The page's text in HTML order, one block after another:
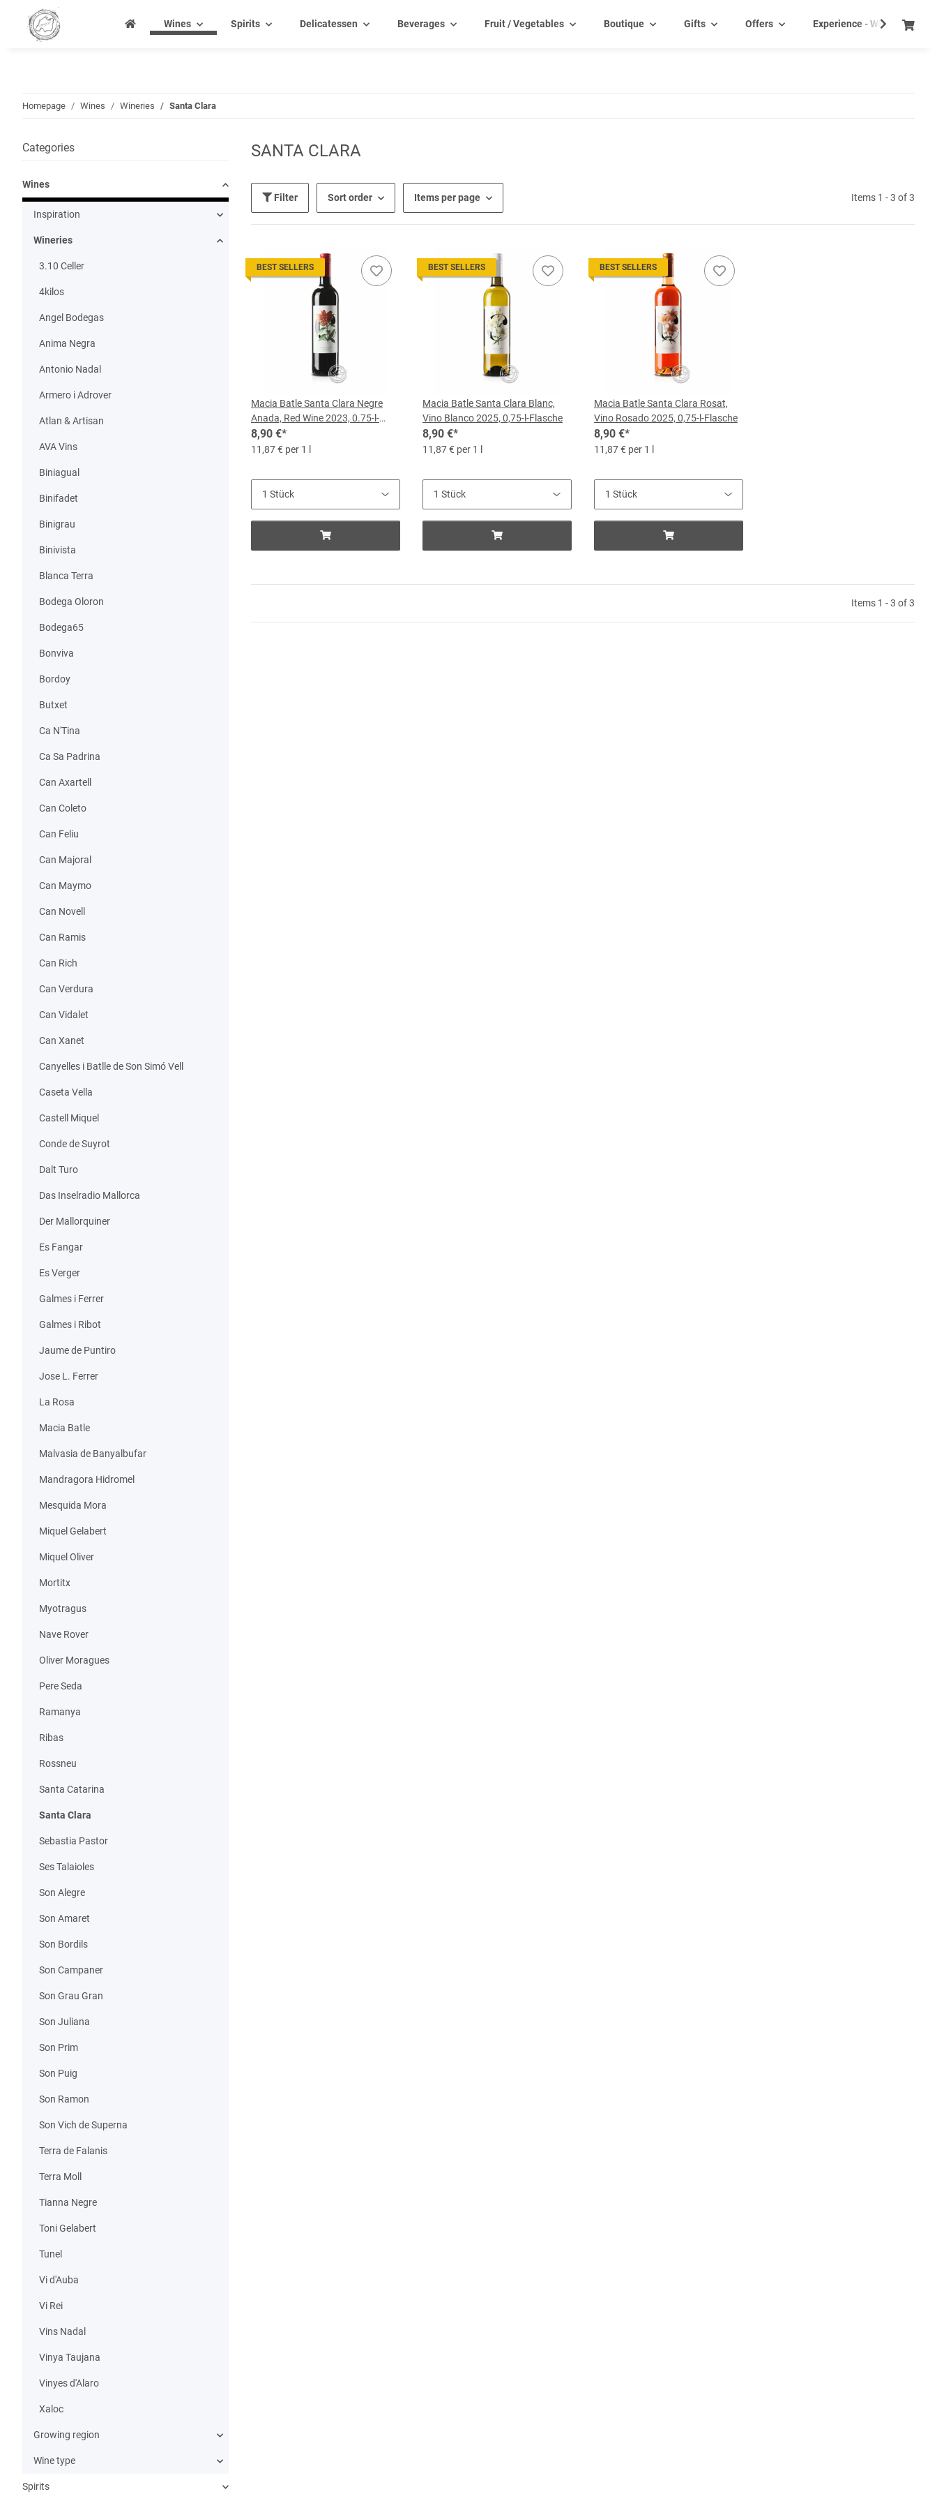
Wines Spirits Delicatessen Beverages Fruit / Vegetables Boutique Gifts Offers Experience - Wine tasting
Homepage Wines Wineries Santa Clara
SANTA CLARA
Filter Sort order Items per page Items 1 - 3 of 3
BEST SELLERS
Macia Batle Santa Clara Negre
Anada, Red Wine 2023, 0.75-l-
Bottle
8,90 €*
11,87 € per 1 l
BEST SELLERS
Macia Batle Santa Clara Blanc,
Vino Blanco 2025, 0,75-l-Flasche
8,90 €*
11,87 € per 1 l
BEST SELLERS
Macia Batle Santa Clara Rosat,
Vino Rosado 2025, 0,75-l-Flasche
8,90 €*
11,87 € per 1 l
Items 1 - 3 of 3
Categories
Wines
Inspiration
Wineries
3.10 Celler
4kilos
Angel Bodegas
Anima Negra
Antonio Nadal
Armero i Adrover
Atlan & Artisan
AVA Vins
Biniagual
Binifadet
Binigrau
Binivista
Blanca Terra
Bodega Oloron
Bodega65
Bonviva
Bordoy
Butxet
Ca N'Tina
Ca Sa Padrina
Can Axartell
Can Coleto
Can Feliu
Can Majoral
Can Maymo
Can Novell
Can Ramis
Can Rich
Can Verdura
Can Vidalet
Can Xanet
Canyelles i Batlle de Son Simó Vell
Caseta Vella
Castell Miquel
Conde de Suyrot
Dalt Turo
Das Inselradio Mallorca
Der Mallorquiner
Es Fangar
Es Verger
Galmes i Ferrer
Galmes i Ribot
Jaume de Puntiro
Jose L. Ferrer
La Rosa
Macia Batle
Malvasia de Banyalbufar
Mandragora Hidromel
Mesquida Mora
Miquel Gelabert
Miquel Oliver
Mortitx
Myotragus
Nave Rover
Oliver Moragues
Pere Seda
Ramanya
Ribas
Rossneu
Santa Catarina
Santa Clara
Sebastia Pastor
Ses Talaioles
Son Alegre
Son Amaret
Son Bordils
Son Campaner
Son Grau Gran
Son Juliana
Son Prim
Son Puig
Son Ramon
Son Vich de Superna
Terra de Falanis
Terra Moll
Tianna Negre
Toni Gelabert
Tunel
Vi d'Auba
Vi Rei
Vins Nadal
Vinya Taujana
Vinyes d'Alaro
Xaloc
Growing region
Wine type
Spirits